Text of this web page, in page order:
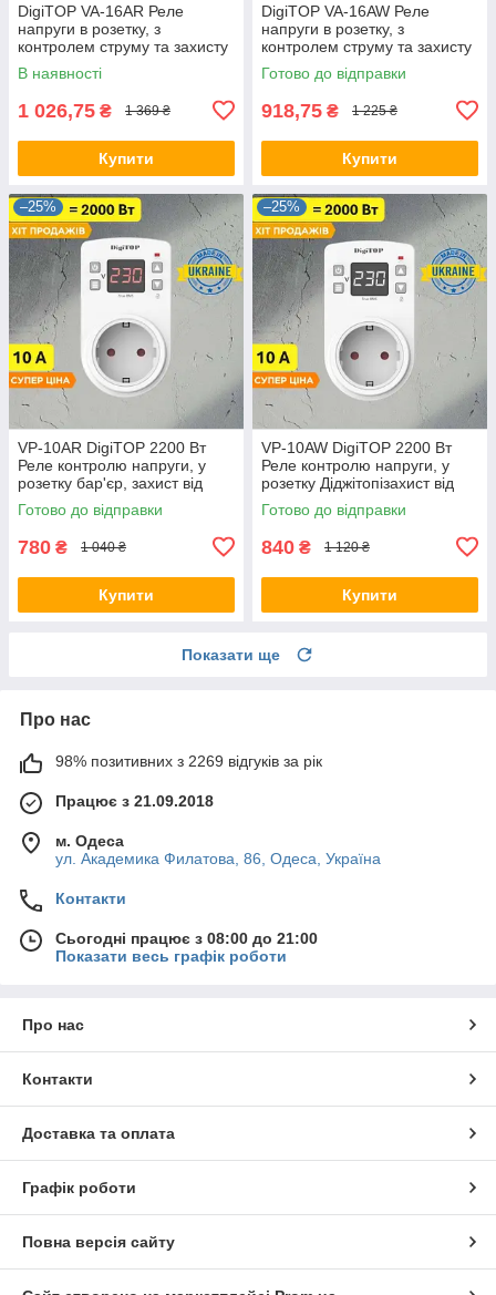
DigiTOP VA-16AR Реле
напруги в розетку, з
контролем струму та захисту
перенапруги, розеткове
В наявності
1 026,75 ₴ 1 369 ₴
Купити
DigiTOP VA-16AW Реле
напруги в розетку, з
контролем струму та захисту
перенапруги, розеткове
Готово до відправки
918,75 ₴ 1 225 ₴
Купити
–25%
VP-10AR DigiTOP 2200 Вт
Реле контролю напруги, у
розетку бар'єр, захист від
перенапруги, відсікач
новинка
Готово до відправки
780 ₴ 1 040 ₴
Купити
–25%
VP-10AW DigiTOP 2200 Вт
Реле контролю напруги, у
розетку Діджітопізахист від
перенапруги, відсікач
новинка
Готово до відправки
840 ₴ 1 120 ₴
Купити
Показати ще
Про нас
98% позитивних з 2269 відгуків за рік
Працює з 21.09.2018
м. Одеса
ул. Академика Филатова, 86, Одеса, Україна
Контакти
Сьогодні працює з 08:00 до 21:00
Показати весь графік роботи
Про нас
Контакти
Доставка та оплата
Графік роботи
Повна версія сайту